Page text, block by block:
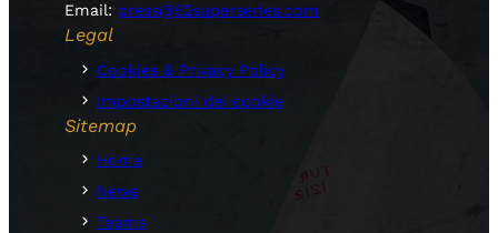
Email: press@52superseries.com
Legal
Cookies & Privacy Policy
Impostazioni dei cookie
Sitemap
Home
News
Teams